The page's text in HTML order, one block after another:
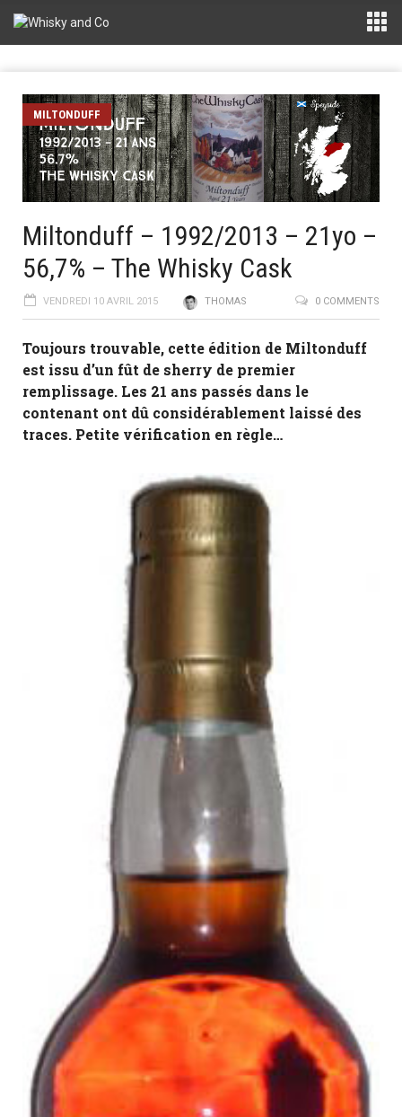
MILTONDUFF
Miltonduff – 1992/2013 – 21yo –
56,7% – The Whisky Cask
VENDREDI 10 AVRIL 2015 THOMAS 0 COMMENTS
Toujours trouvable, cette édition de Miltonduff
est issu d’un fût de sherry de premier
remplissage. Les 21 ans passés dans le
contenant ont dû considérablement laissé des
traces. Petite vérification en règle…